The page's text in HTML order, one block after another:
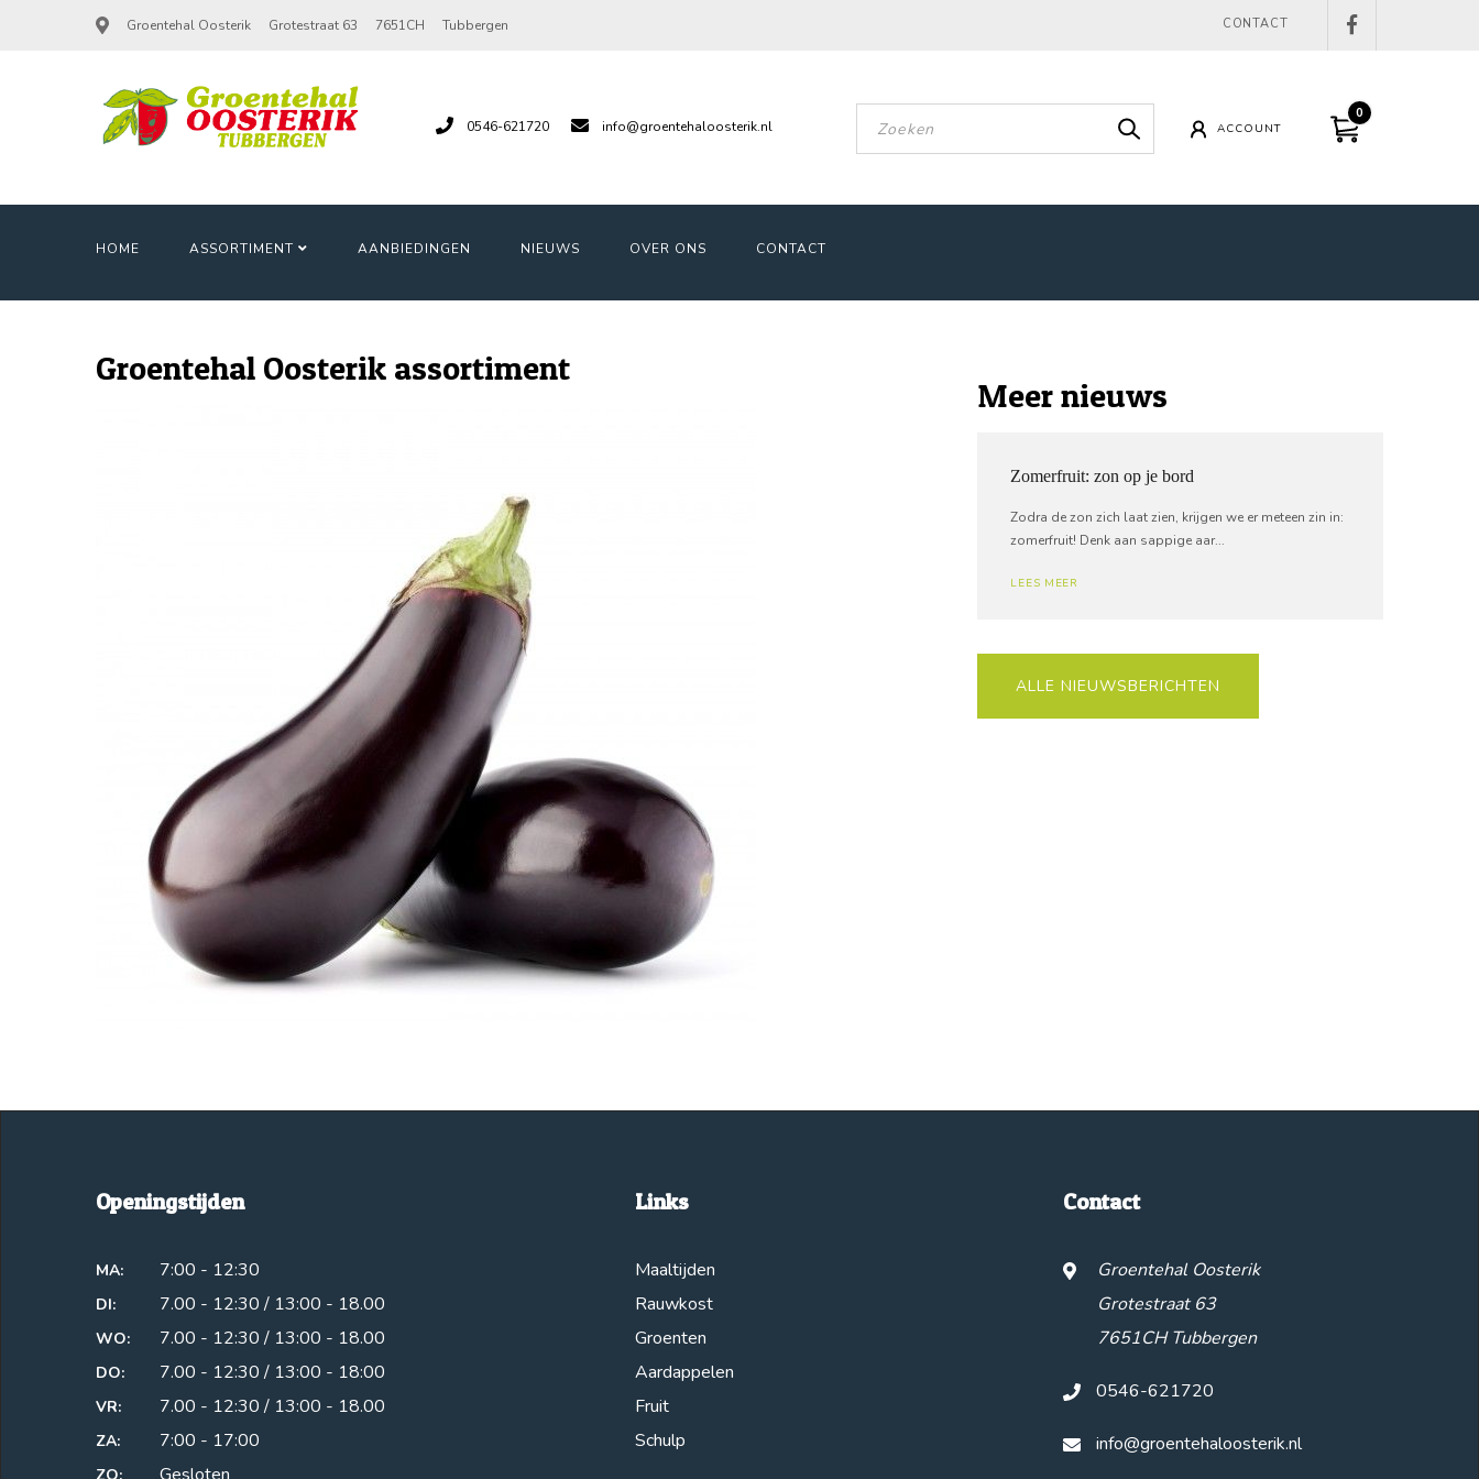
Groentehal Oosterik Grotestraat 63 7651CH Tubbergen CONTACT
0546-621720 info@groentehaloosterik.nl ACCOUNT
0
HOME ASSORTIMENT AANBIEDINGEN NIEUWS OVER ONS CONTACT
Groentehal Oosterik assortiment
Meer nieuws
Zomerfruit: zon op je bord
Zodra de zon zich laat zien, krijgen we er meteen zin in:
zomerfruit! Denk aan sappige aar...
LEES MEER
ALLE NIEUWSBERICHTEN
Openingstijden
MA: 7:00 - 12:30
DI: 7.00 - 12:30 / 13:00 - 18.00
WO: 7.00 - 12:30 / 13:00 - 18.00
DO: 7.00 - 12:30 / 13:00 - 18:00
VR: 7.00 - 12:30 / 13:00 - 18.00
ZA: 7:00 - 17:00
Links
Maaltijden
Rauwkost
Groenten
Aardappelen
Fruit
Schulp
Contact
Groentehal Oosterik
Grotestraat 63
7651CH Tubbergen
0546-621720
info@groentehaloosterik.nl